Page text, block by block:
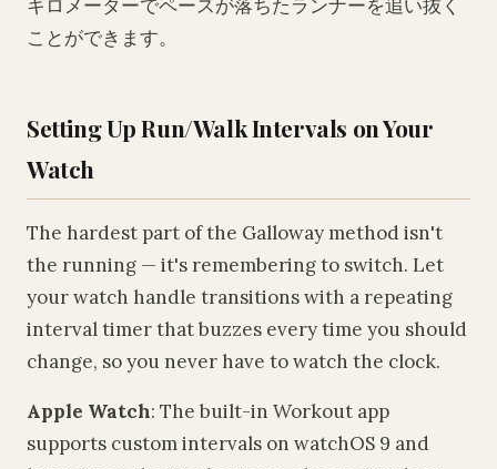
キロメーターでペースが落ちたランナーを追い抜く
ことができます。
Setting Up Run/Walk Intervals on Your
Watch
The hardest part of the Galloway method isn't
the running — it's remembering to switch. Let
your watch handle transitions with a repeating
interval timer that buzzes every time you should
change, so you never have to watch the clock.
Apple Watch: The built-in Workout app
supports custom intervals on watchOS 9 and